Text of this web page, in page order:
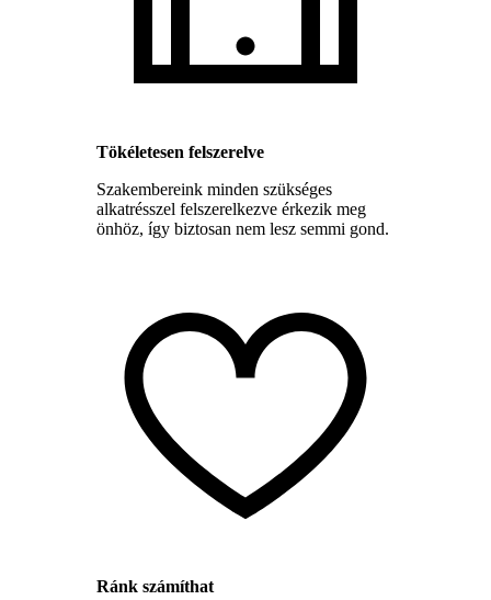
Tökéletesen felszerelve
Szakembereink minden szükséges
alkatrésszel felszerelkezve érkezik meg
önhöz, így biztosan nem lesz semmi gond.
Ránk számíthat